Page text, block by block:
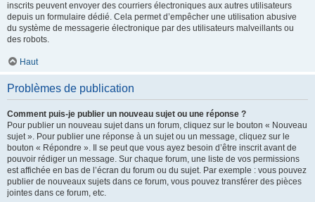
inscrits peuvent envoyer des courriers électroniques aux autres utilisateurs
depuis un formulaire dédié. Cela permet d’empêcher une utilisation abusive
du système de messagerie électronique par des utilisateurs malveillants ou
des robots.
Haut
Problèmes de publication
Comment puis-je publier un nouveau sujet ou une réponse ?
Pour publier un nouveau sujet dans un forum, cliquez sur le bouton « Nouveau
sujet ». Pour publier une réponse à un sujet ou un message, cliquez sur le
bouton « Répondre ». Il se peut que vous ayez besoin d’être inscrit avant de
pouvoir rédiger un message. Sur chaque forum, une liste de vos permissions
est affichée en bas de l’écran du forum ou du sujet. Par exemple : vous pouvez
publier de nouveaux sujets dans ce forum, vous pouvez transférer des pièces
jointes dans ce forum, etc.